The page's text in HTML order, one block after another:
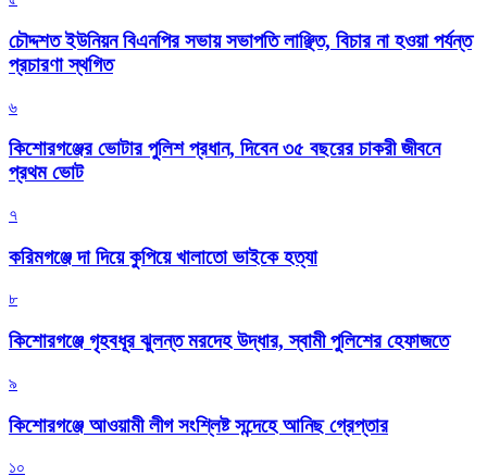
চৌদ্দশত ইউনিয়ন বিএনপির সভায় সভাপতি লাঞ্ছিত, বিচার না হওয়া পর্যন্ত
প্রচারণা স্থগিত
৬
কিশোরগঞ্জের ভোটার পুলিশ প্রধান, দিবেন ৩৫ বছরের চাকরী জীবনে
প্রথম ভোট
৭
করিমগঞ্জে দা দিয়ে কুপিয়ে খালাতো ভাইকে হত্যা
৮
কিশোরগঞ্জে গৃহবধূর ঝুলন্ত মরদেহ উদ্ধার, স্বামী পুলিশের হেফাজতে
৯
কিশোরগঞ্জে আওয়ামী লীগ সংশ্লিষ্ট সন্দেহে আনিছ গ্রেপ্তার
১০